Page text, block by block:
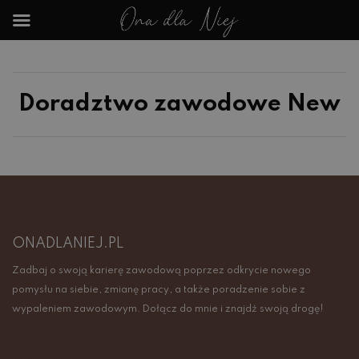
Doradztwo zawodowe New
ONADLANIEJ.PL
Zadbaj o swoją karierę zawodową poprzez odkrycie nowego
pomysłu na siebie, zmianę pracy, a także poradzenie sobie z
wypaleniem zawodowym. Dołącz do mnie i znajdź swoją drogę!